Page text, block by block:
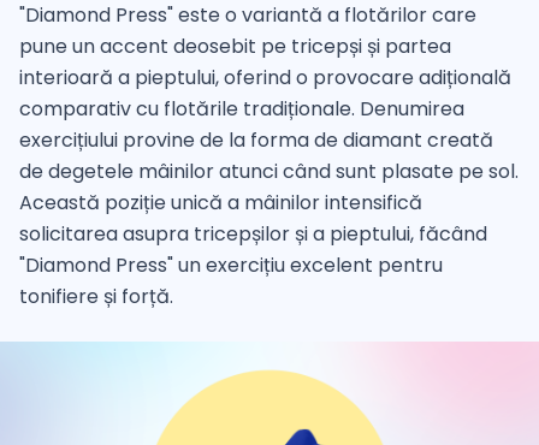
"Diamond Press" este o variantă a flotărilor care
pune un accent deosebit pe tricepși și partea
interioară a pieptului, oferind o provocare adițională
comparativ cu flotările tradiționale. Denumirea
exercițiului provine de la forma de diamant creată
de degetele mâinilor atunci când sunt plasate pe sol.
Această poziție unică a mâinilor intensifică
solicitarea asupra tricepșilor și a pieptului, făcând
"Diamond Press" un exercițiu excelent pentru
tonifiere și forță.